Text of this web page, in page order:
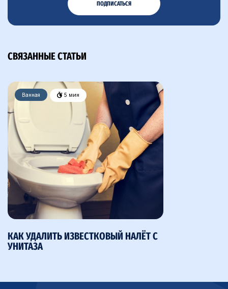
ПОДПИСАТЬСЯ
СВЯЗАННЫЕ СТАТЬИ
Ванная 5 мин
КАК УДАЛИТЬ ИЗВЕСТКОВЫЙ НАЛЁТ С
УНИТАЗА